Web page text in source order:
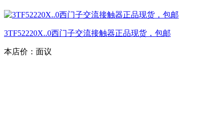
3TF52220X..0西门子交流接触器正品现货，包邮
本店价： 面议